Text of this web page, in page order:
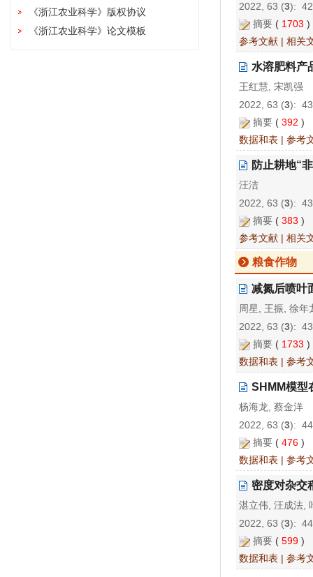
2022, 63 (3):
摘要 ( 1703
参考文献 | 相关
水溶肥料产
王红慧, 宋凯强
2022, 63 (3):
摘要 ( 392 )
数据和表 | 参考
防止耕地“
汪洁
2022, 63 (3):
摘要 ( 383 )
参考文献 | 相关
粮食作物
减氮后喷叶
周星, 王振, 徐
2022, 63 (3):
摘要 ( 1733
数据和表 | 参考
SHMM模型
杨海龙, 蔡金洋
2022, 63 (3):
摘要 ( 476 )
数据和表 | 参考
密度对杂交
湛立伟, 汪成法,
2022, 63 (3):
摘要 ( 599 )
数据和表 | 参考
《浙江农业科学》版权协议
《浙江农业科学》论文模板